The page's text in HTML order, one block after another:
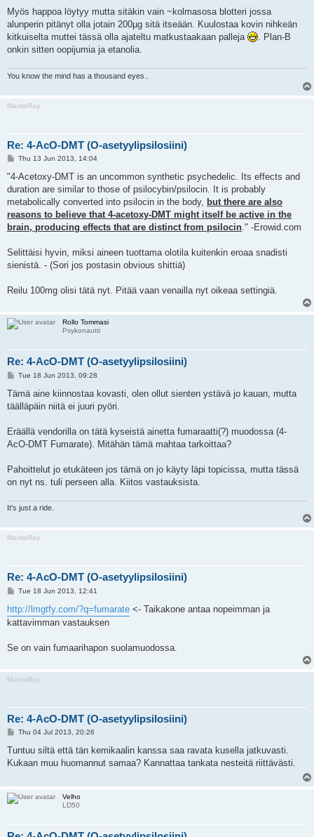
Myös happoa löytyy mutta sitäkin vain ~kolmasosa blotteri jossa
alunperin pitänyt olla jotain 200µg sitä itseään. Kuulostaa kovin nihkeän
kitkuiselta muttei tässä olla ajateltu matkustaakaan palleja
. Plan-B
onkin sitten oopijumia ja etanolia.
You know the mind has a thousand eyes..
MantaRay
Re: 4-AcO-DMT (O-asetyylipsilosiini)
PThu 13 Jun 2013, 14:04
"4-Acetoxy-DMT is an uncommon synthetic psychedelic. Its effects and
duration are similar to those of psilocybin/psilocin. It is probably
metabolically converted into psilocin in the body, but there are also
reasons to believe that 4-acetoxy-DMT might itself be active in the
brain, producing effects that are distinct from psilocin." -Erowid.com
Selittäisi hyvin, miksi aineen tuottama olotila kuitenkin eroaa snadisti
sienistä. - (Sori jos postasin obvious shittiä)
Reilu 100mg olisi tätä nyt. Pitää vaan venailla nyt oikeaa settingiä.
Rollo Tommasi
Psykonautti
Re: 4-AcO-DMT (O-asetyylipsilosiini)
P
s
Tue 18 Jun 2013, 09:28
Tämä aine kiinnostaa kovasti, olen ollut sienten ystävä jo kauan, mutta
täälläpäin niitä ei juuri pyöri.
Eräällä vendorilla on tätä kyseistä ainetta fumaraatti(?) muodossa (4-
AcO-DMT Fumarate). Mitähän tämä mahtaa tarkoittaa?
Pahoittelut jo etukäteen jos tämä on jo käyty läpi topicissa, mutta tässä
on nyt ns. tuli perseen alla. Kiitos vastauksista.
It's just a ride.
MantaRay
Re: 4-AcO-DMT (O-asetyylipsilosiini)
P
s
t
Tue 18 Jun 2013, 12:41
http://lmgtfy.com/?q=fumarate <- Taikakone antaa nopeimman ja
kattavimman vastauksen
Se on vain fumaarihapon suolamuodossa.
MantaRay
Re: 4-AcO-DMT (O-asetyylipsilosiini)
P
s
Thu 04 Jul 2013, 20:26
Tuntuu siltä että tän kemikaalin kanssa saa ravata kusella jatkuvasti.
Kukaan muu huomannut samaa? Kannattaa tankata nesteitä riittävästi.
Velho
LD50